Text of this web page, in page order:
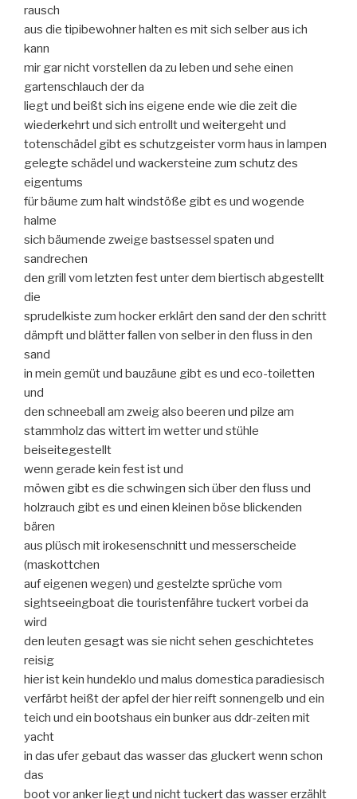
rausch
aus die tipibewohner halten es mit sich selber aus ich
kann
mir gar nicht vorstellen da zu leben und sehe einen
gartenschlauch der da
liegt und beißt sich ins eigene ende wie die zeit die
wiederkehrt und sich entrollt und weitergeht und
totenschädel gibt es schutzgeister vorm haus in lampen
gelegte schädel und wackersteine zum schutz des
eigentums
für bäume zum halt windstöße gibt es und wogende
halme
sich bäumende zweige bastsessel spaten und
sandrechen
den grill vom letzten fest unter dem biertisch abgestellt
die
sprudelkiste zum hocker erklärt den sand der den schritt
dämpft und blätter fallen von selber in den fluss in den
sand
in mein gemüt und bauzäune gibt es und eco-toiletten
und
den schneeball am zweig also beeren und pilze am
stammholz das wittert im wetter und stühle
beiseitegestellt
wenn gerade kein fest ist und
möwen gibt es die schwingen sich über den fluss und
holzrauch gibt es und einen kleinen böse blickenden
bären
aus plüsch mit irokesenschnitt und messerscheide
(maskottchen
auf eigenen wegen) und gestelzte sprüche vom
sightseeingboat die touristenfähre tuckert vorbei da
wird
den leuten gesagt was sie nicht sehen geschichtetes
reisig
hier ist kein hundeklo und malus domestica paradiesisch
verfärbt heißt der apfel der hier reift sonnengelb und ein
teich und ein bootshaus ein bunker aus ddr-zeiten mit
yacht
in das ufer gebaut das wasser das gluckert wenn schon
das
boot vor anker liegt und nicht tuckert das wasser erzählt